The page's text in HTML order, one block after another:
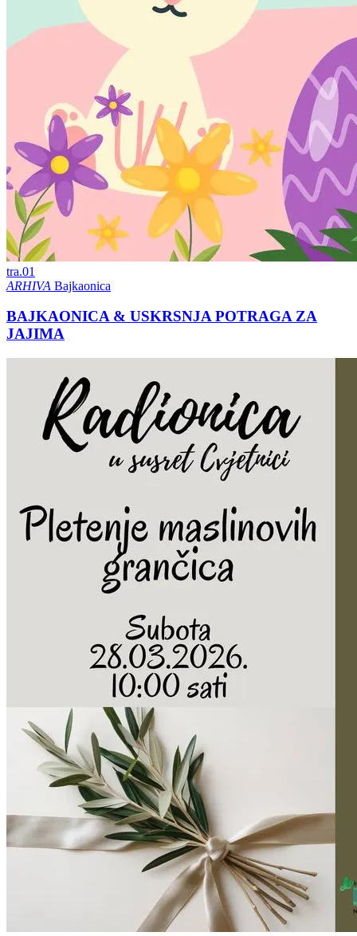
tra.01
ARHIVA Bajkaonica
BAJKAONICA & USKRSNJA POTRAGA ZA
JAJIMA